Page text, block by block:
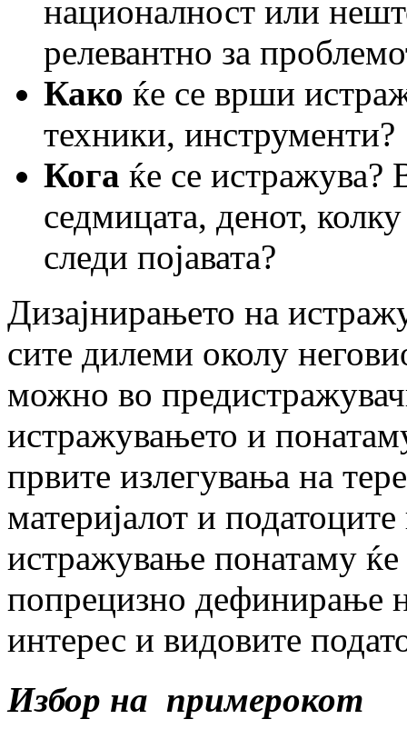
националност или
релевантно за
Како ќе се врши
техники, инструменти?
Кога ќе се истражува?
седмицата, денот,
следи појавата?
Дизајнирањето на
сите дилеми околу
можно во
истражувањето и
првите излегувања на
материјалот и
истражување понатаму
попрецизно дефинирање
интерес и видовите
Избор на примерокот